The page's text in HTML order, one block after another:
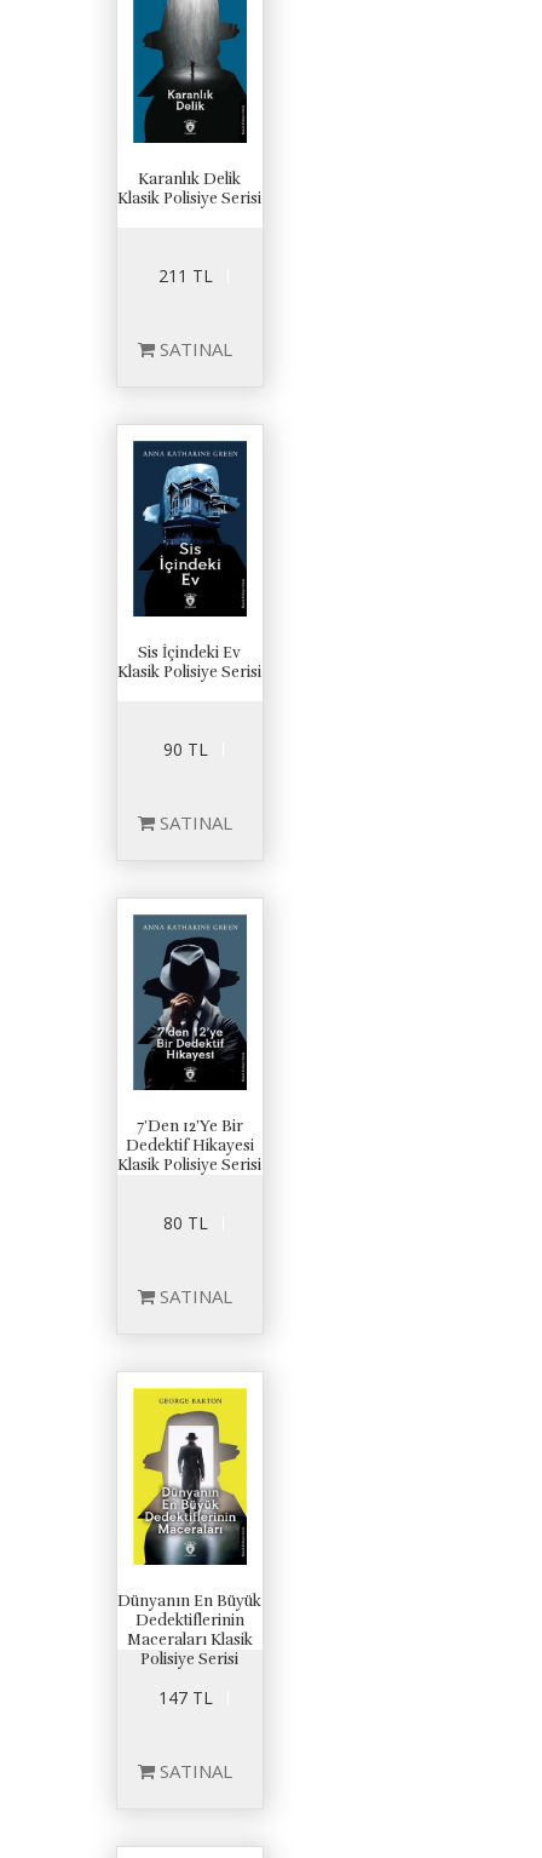
Karanlık Delik
Klasik Polisiye Serisi
211 TL
SATINAL
Sis İçindeki Ev
Klasik Polisiye Serisi
90 TL
SATINAL
7’Den 12’Ye Bir
Dedektif Hikayesi
Klasik Polisiye Serisi
80 TL
SATINAL
Dünyanın En Büyük
Dedektiflerinin
Maceraları Klasik
Polisiye Serisi
147 TL
SATINAL